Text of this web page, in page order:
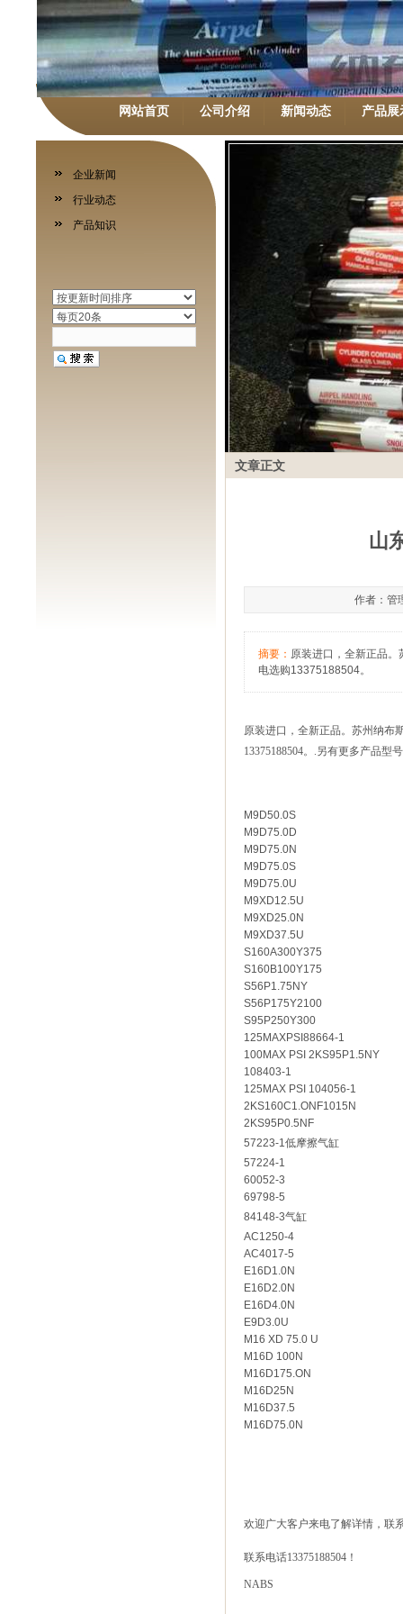
网站首页 公司介绍 新闻动态 产品展
企业新闻
行业动态
产品知识
文章正文
山
作者：
摘要： 原装进口，全新正品
电选购13375188504。
原装进口，全新正品。 苏州纳布
13375188504。 . 另有更多产品型
M9D50.0S
M9D75.0D
M9D75.0N
M9D75.0S
M9D75.0U
M9XD12.5U
M9XD25.0N
M9XD37.5U
S160A300Y375
S160B100Y175
S56P1.75NY
S56P175Y2100
S95P250Y300
125MAXPSI88664-1
100MAX PSI 2KS95P1.5NY
108403-1
125MAX PSI 104056-1
2KS160C1.ONF1015N
2KS95P0.5NF
57223-1低摩擦气缸
57224-1
60052-3
69798-5
84148-3气缸
AC1250-4
AC4017-5
E16D1.0N
E16D2.0N
E16D4.0N
E9D3.0U
M16 XD 75.0 U
M16D 100N
M16D175.ON
M16D25N
M16D37.5
M16D75.0N
欢迎广大客户来电了解详情，联
联系电话13375188504！
NABS